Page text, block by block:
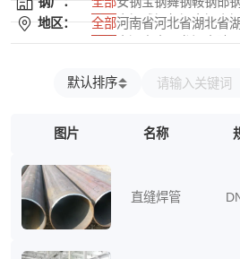
球墨铸管
普阳南钢武钢包钢太钢山
唐钢 石横 柳钢 湘钢 龙钢 济钢
地区： 全部河南省河北省湖北省
吉林省辽宁省黑龙江省陕
广东省
海南省四川省贵州省
广西壮族自治区
西藏自治
默认排序
图片 名称
直缝焊管